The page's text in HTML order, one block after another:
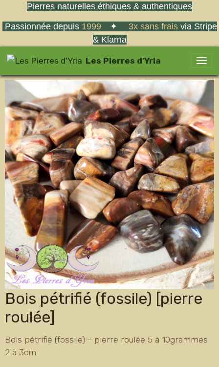
Pierres naturelles éthiques & authentiques
Passionnée depuis 1999 ✦ 3x sans fraisvia Stripe
& Klarna
Les Pierres d'Yria
Bois pétrifié (fossile) [pierre
roulée]
Bois pétrifié (fossile) - pierre roulée 5 à 10grammes
2 à 3cm